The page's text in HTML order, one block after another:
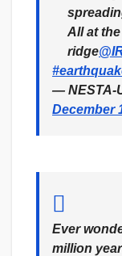
All at
ridge
— NESTA-
December
Ever
million